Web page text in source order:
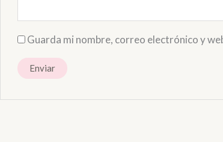
Guarda mi nombre, correo electrónico y